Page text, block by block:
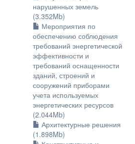
нарушенных земель
(3.352Mb)
Мероприятия по
обеспечению соблюдения
требований энергетической
эффективности и
требований оснащенности
зданий, строений и
сооружений приборами
учета используемых
энергетических ресурсов
(2.044Mb)
Архитектурные решения
(1.898Mb)